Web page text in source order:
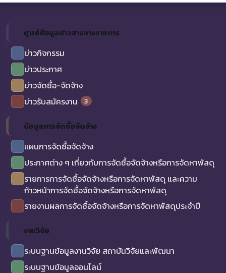
ศูนย์ข้อมูลข่าวสารทางราชการ
ข่าวกิจกรรม
ข่าวประกาศ
ข่าวจัดซื้อ-จัดจ้าง
ข่าวรับสมัครงาน
3
ข้อมูลการจัดซื้อจัดจ้าง
แผนการจัดซื้อจัดจ้าง
ประกาศต่าง ๆ เกี่ยวกับการจัดซื้อจัดจ้างหรือการจัดหาพัสดุ
รายการการจัดซื้อจัดจ้างหรือการจัดหาพัสดุ และความ
ก้าวหน้าการจัดซื้อจัดจ้างหรือการจัดหาพัสดุ
รายงานผลการจัดซื้อจัดจ้างหรือการจัดหาพัสดุประจำปี
งานวิจัย
ระบบฐานข้อมูลงานวิจัย สถาบันวิจัยและพัฒนา
ระบบฐานข้อมูลออนไลน์